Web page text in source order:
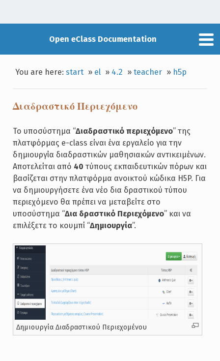
Open eClass Documentation
You are here:start » el » 4.2 »teacher » h5p
Διαδραστικό Περιεχόμενο
Το υποσύστημα “Διαδραστικό περιεχόμενο” της
πλατφόρμας e-class είναι ένα εργαλείο για την
δημιουργία διαδραστικών μαθησιακών αντικειμένων.
Αποτελείται από 40 τύπους εκπαιδευτικών πόρων και
βασίζεται στην πλατφόρμα ανοικτού κώδικα H5P. Για
να δημιουργήσετε ένα νέο δια δραστικού τύπου
περιεχόμενο θα πρέπει να μεταβείτε στο
υποσύστημα “Δια δραστικό Περιεχόμενο” και να
επιλέξετε το κουμπί “Δημιουργία”.
Δημιουργία Διαδραστικού Περιεχομένου